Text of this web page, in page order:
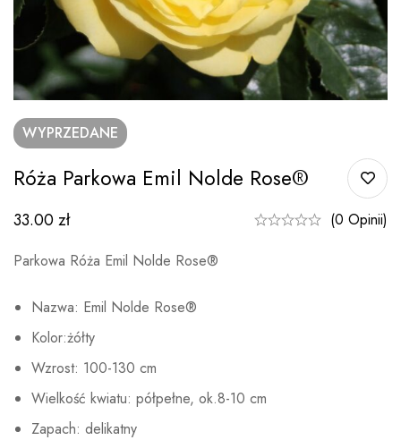
WYPRZEDANE
Róża Parkowa Emil Nolde Rose®
33.00zł
(0 Opinii)
Parkowa Róża Emil Nolde Rose®
Nazwa: Emil Nolde Rose®
Kolor:żółty
Wzrost: 100-130 cm
Wielkość kwiatu: półpełne, ok.8-10 cm
Zapach: delikatny